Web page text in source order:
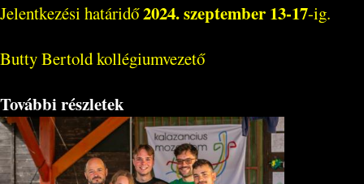
Jelentkezési határidő2024. szeptember 13-17-ig.
Butty Bertold kollégiumvezető
További részletek